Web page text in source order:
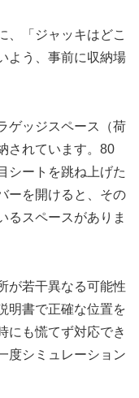
、「ジャッキはどこ
よう、事前に収納場
ゲッジスペース（荷
されています。80
シートを跳ね上げた
ーを開けると、その
るスペースがありま
が若干異なる可能性
明書で正確な位置を
にも慌てず対応でき
度シミュレーション